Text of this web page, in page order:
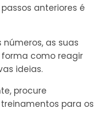
anteriores é
números, as suas
forma como reagir
ideias.
procure
para os